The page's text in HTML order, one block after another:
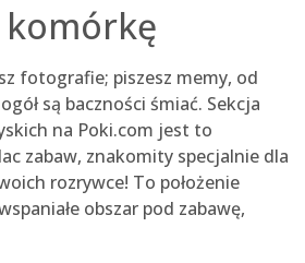
komórkę
fotografie; piszesz memy, od
są baczności śmiać. Sekcja
na Poki.com jest to
zabaw, znakomity specjalnie dla
rozrywce! To położenie
obszar pod zabawę,